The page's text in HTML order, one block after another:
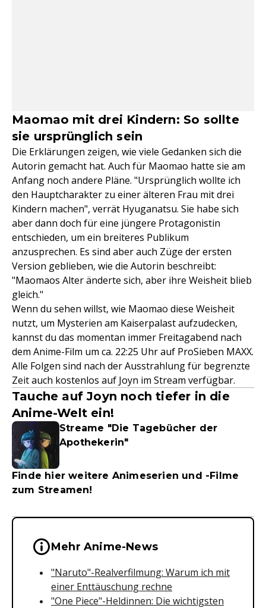
Maomao mit drei Kindern: So sollte
sie ursprünglich sein
Die Erklärungen zeigen, wie viele Gedanken sich die
Autorin gemacht hat. Auch für Maomao hatte sie am
Anfang noch andere Pläne. "Ursprünglich wollte ich
den Hauptcharakter zu einer älteren Frau mit drei
Kindern machen", verrät Hyuganatsu. Sie habe sich
aber dann doch für eine jüngere Protagonistin
entschieden, um ein breiteres Publikum
anzusprechen. Es sind aber auch Züge der ersten
Version geblieben, wie die Autorin beschreibt:
"Maomaos Alter änderte sich, aber ihre Weisheit blieb
gleich."
Wenn du sehen willst, wie Maomao diese Weisheit
nutzt, um Mysterien am Kaiserpalast aufzudecken,
kannst du das momentan immer Freitagabend nach
dem Anime-Film um ca. 22:25 Uhr auf ProSieben MAXX.
Alle Folgen sind nach der Ausstrahlung für begrenzte
Zeit auch kostenlos auf Joyn im Stream verfügbar.
Tauche auf Joyn noch tiefer in die
Anime-Welt ein!
Streame "Die Tagebücher der
Apothekerin"
Finde hier weitere Animeserien und -Filme
zum Streamen!
Wichtige Hinweise &
Mehr Anime-News
"Naruto"-Realverfilmung: Warum ich mit
einer Enttäuschung rechne
"One Piece"-Heldinnen: Die wichtigsten